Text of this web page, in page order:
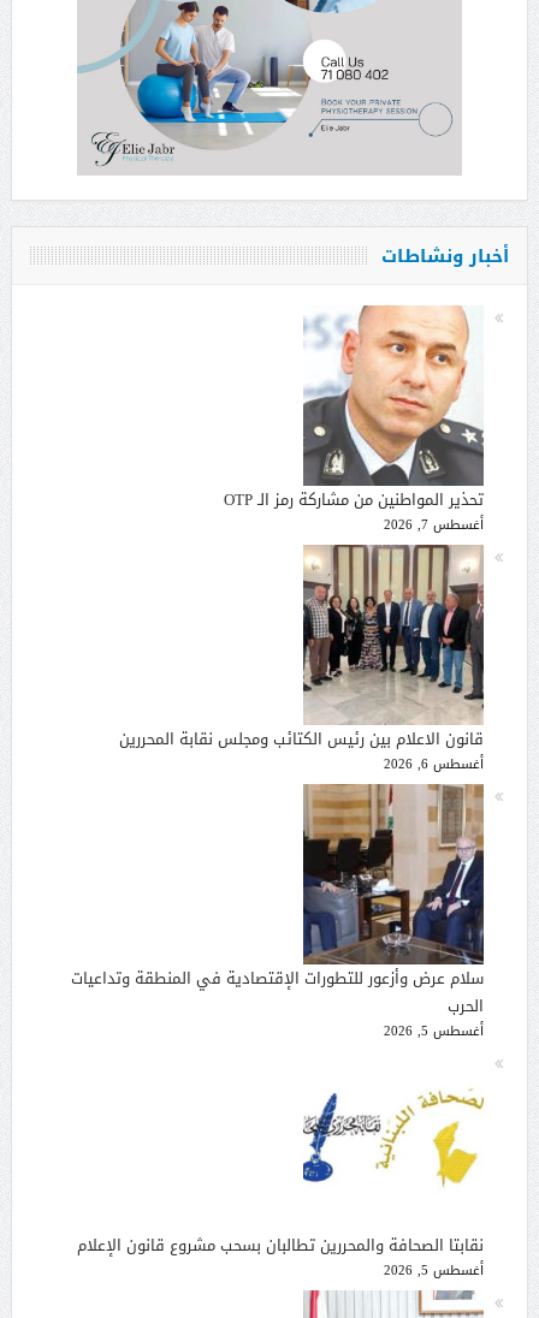
أخبار ونشاطات
تحذير المواطنين من مشاركة رمز الـ OTP
أغسطس 7, 2026
قانون الاعلام بين رئيس الكتائب ومجلس نقابة المحررين
أغسطس 6, 2026
سلام عرض وأزعور للتطورات الإقتصادية في المنطقة وتداعيات
الحرب
أغسطس 5, 2026
نقابتا الصحافة والمحررين تطالبان بسحب مشروع قانون الإعلام
أغسطس 5, 2026